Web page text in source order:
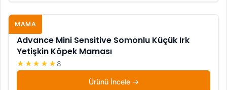
MAMA
Advance Mini Sensitive Somonlu Küçük Irk
Yetişkin Köpek Maması
★★★★★ 8
Ürünü İncele